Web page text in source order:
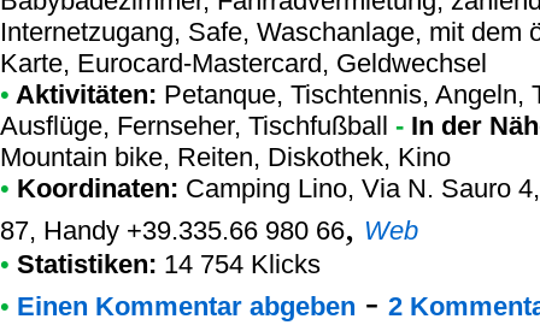
Internetzugang, Safe, Waschanlage, mit dem
Karte, Eurocard-Mastercard, Geldwechsel
• Aktivitäten: Petanque, Tischtennis, Angeln,
Ausflüge, Fernseher, Tischfußball - In der
Mountain bike, Reiten, Diskothek, Kino
• Koordinaten: Camping Lino, Via N. Sauro
87, Handy +39.335.66 980 66, Web
• Statistiken: 14 754 Klicks
• Einen Kommentar abgeben - 2